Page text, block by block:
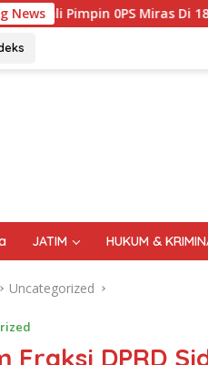
News Di Temukan 1696
JATIM HUKUM &
Uncategorized
Fraksi DPRD